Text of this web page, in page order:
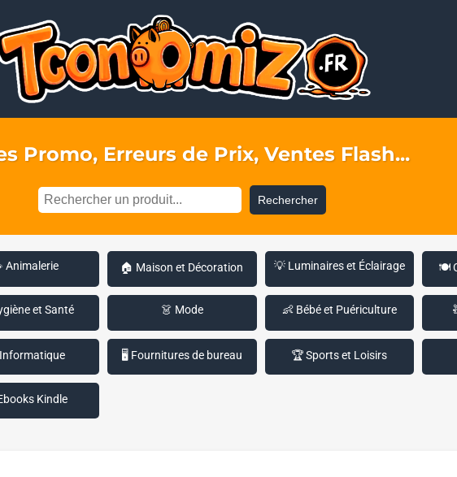
Promo, Erreurs de Prix, Ventes Flash...
Rechercher
Animalerie 🏠 Maison et Décoration 💡 Luminaires et Éclairage 🍽️
et Santé 👗 Mode 👶 Bébé et Puériculture
🖥️ Fournitures de bureau 🏆 Sports et Loisirs
Kindle